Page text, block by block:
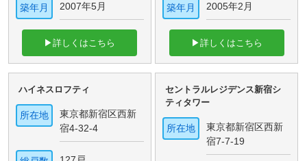
築年月 2007年5月
▶詳しくはこちら
築年月 2005年2月
▶詳しくはこちら
ハイネスロフティ
所在地
東京都新宿区西新
宿4-32-4
セントラルレジデンス新宿シ
ティタワー
所在地
東京都新宿区西新
宿7-7-19